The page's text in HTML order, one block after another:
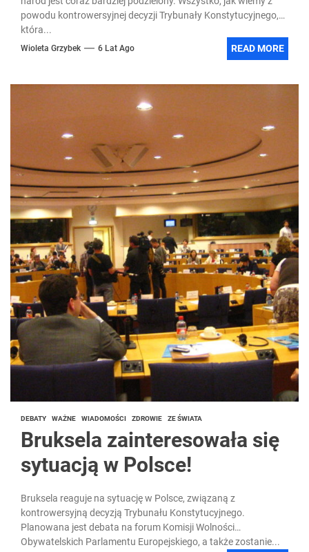
powodu kontrowersyjnej decyzji Trybunały Konstytucyjnego,
która...
Wioleta Grzybek 6 Lat Ago READ MORE
DEBATY WAŻNE WIADOMOŚCI ZDROWIE ZE ŚWIATA
Bruksela zainteresowała się
sytuacją w Polsce!
Bruksela reaguje na sytuację w Polsce, związaną z
kontrowersyjną decyzją Trybunału Konstytucyjnego.
Planowana jest debata na forum Komisji Wolności
Obywatelskich Parlamentu Europejskiego, a także zostanie...